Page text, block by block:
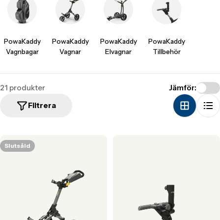
a
i
o
n
m
s
i
PowaKaddy
Vagnbagar
PowaKaddy
Vagnar
PowaKaddy
Elvagnar
PowaKaddy
Tillbehör
21 produkter
Filtrera
Jämför:
Slutsåld